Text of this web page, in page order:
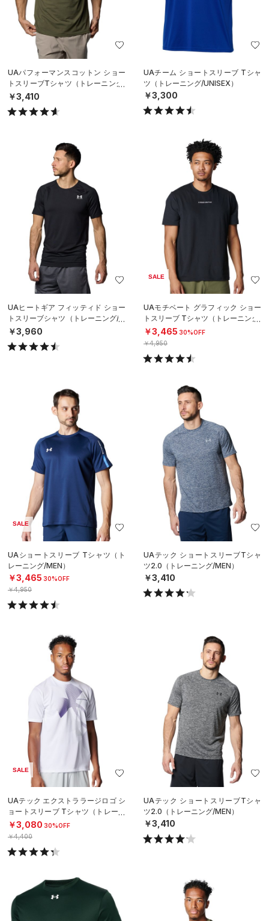
UAパフォーマンスコットン ショー
トスリーブTシャツ（トレーニング/
MEN）
￥3,410
UAチーム ショートスリーブ Tシャ
ツ（トレーニング/UNISEX）
￥3,300
UAヒートギア フィッティド ショー
トスリーブシャツ（トレーニング/M
EN）
￥3,960
SALE
UAモチベート グラフィック ショー
トスリーブ Tシャツ（トレーニング/
MEN）
￥3,465 30%OFF
￥4,950
SALE
UAショートスリーブ Tシャツ（ト
レーニング/MEN）
￥3,465 30%OFF
￥4,950
UAテック ショートスリーブTシャ
ツ2.0（トレーニング/MEN）
￥3,410
SALE
UAテック エクストララージロゴ シ
ョートスリーブ Tシャツ（トレーニ
ング/MEN）
￥3,080 30%OFF
￥4,400
UAテック ショートスリーブTシャ
ツ2.0（トレーニング/MEN）
￥3,410